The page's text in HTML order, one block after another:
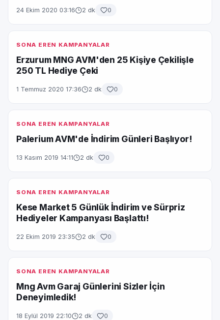
24 Ekim 2020 03:16 2 dk 0
SONA EREN KAMPANYALAR
Erzurum MNG AVM'den 25 Kişiye Çekilişle
250 TL Hediye Çeki
1 Temmuz 2020 17:36 2 dk 0
SONA EREN KAMPANYALAR
Palerium AVM'de İndirim Günleri Başlıyor!
13 Kasım 2019 14:11 2 dk 0
SONA EREN KAMPANYALAR
Kese Market 5 Günlük İndirim ve Sürpriz
Hediyeler Kampanyası Başlattı!
22 Ekim 2019 23:35 2 dk 0
SONA EREN KAMPANYALAR
Mng Avm Garaj Günlerini Sizler İçin
Deneyimledik!
18 Eylül 2019 22:10 2 dk 0